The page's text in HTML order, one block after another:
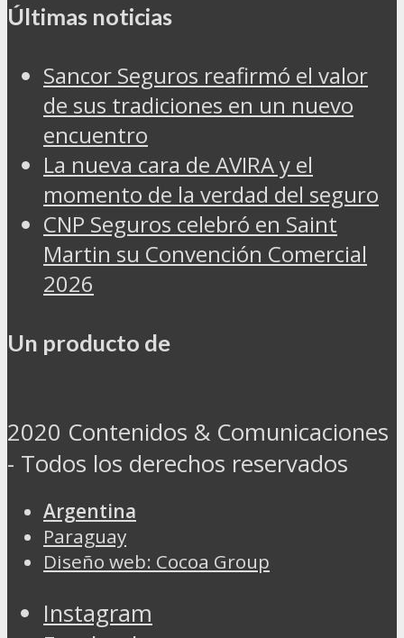
Últimas noticias
Sancor Seguros reafirmó el valor
de sus tradiciones en un nuevo
encuentro
La nueva cara de AVIRA y el
momento de la verdad del seguro
CNP Seguros celebró en Saint
Martin su Convención Comercial
2026
Un producto de
2020 Contenidos & Comunicaciones
- Todos los derechos reservados
Argentina
Paraguay
Diseño web: Cocoa Group
Instagram